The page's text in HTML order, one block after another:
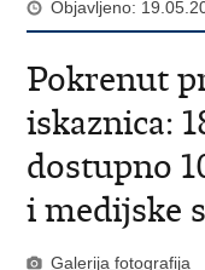
Objavljeno:
Pokrenut
iskaznica:
dostupno
i medijske
Galerija fotografija